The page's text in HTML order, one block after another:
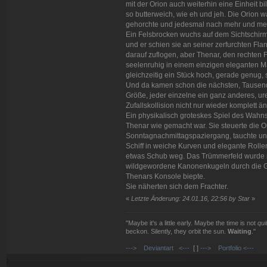
mit der Orion auch weiterhin eine Einheit
so butterweich, wie eh und jeh. Die Orion
gehorchte und jedesmal nach mehr und
Ein Felsbrocken wuchs auf dem
und er schien sie an seiner zerfurchten
darauf zuflogen, aber Thenar, den rechten
seelenruhig in einem einzigen eleganten
gleichzeitig ein Stück hoch, gerade genug,
Und da kamen schon die nächsten,
Größe, jeder einzelne ein ganz anderes,
Zufallskollision nicht nur wieder komplett
Ein physikalisch groteskes Spiel des
Thenar wie gemacht war. Sie steuerte die
Sonntagnachmittagspaziergang, tauchte
Schiff in weiche Kurven und elegante
etwas Schub weg. Das Trümmerfeld
wildgewordene Kanonenkugeln durch die
Thenars Konsole biepte.
Sie näherten sich dem Frachter.
« Letzte Änderung: 24.01.16, 22:56 by Star»
"Maybe it's a little early. Maybe the time is not
beckon. Silently, they orbit the sun. Waiting ."
---> Deviantart <--- [ ] ---> Portfolio <---